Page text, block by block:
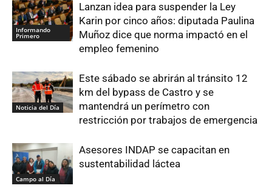
Informando
Primero
Lanzan idea para suspender la Ley
Karin por cinco años: diputada Paulina
Muñoz dice que norma impactó en el
empleo femenino
Noticia del Día
Este sábado se abrirán al tránsito 12
km del bypass de Castro y se
mantendrá un perímetro con
restricción por trabajos de emergencia
Campo al Día
Asesores INDAP se capacitan en
sustentabilidad láctea